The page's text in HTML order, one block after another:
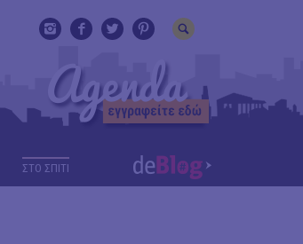
ΣΤΟ ΣΠΙΤΙ